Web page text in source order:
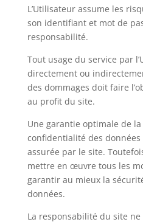
L’Utilisateur assume les
son identifiant et mot de
responsabilité.
Tout usage du service par
directement ou
des dommages doit faire
au profit du site.
Une garantie optimale de
confidentialité des données
assurée par le site.
mettre en œuvre tous les
garantir au mieux la
données.
La responsabilité du site